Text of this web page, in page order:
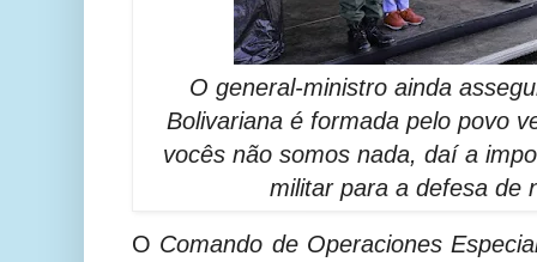
O general-ministro ainda
Bolivariana é formada pelo povo
vocês não somos nada, daí a
militar para a defesa de
O Comando de Operaciones